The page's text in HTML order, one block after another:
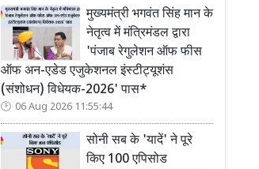
मुख्यमंत्री भगवंत सिंह मान के
नेतृत्व में मंत्रिमंडल द्वारा
'पंजाब रेगुलेशन ऑफ फीस
ऑफ अन-एडेड एजुकेशनल इंस्टीट्यूशंस
(संशोधन) विधेयक-2026' पास*
06 Aug 2026 11:55:44
सोनी सब के 'यादें' ने पूरे
किए 100 एपिसोड